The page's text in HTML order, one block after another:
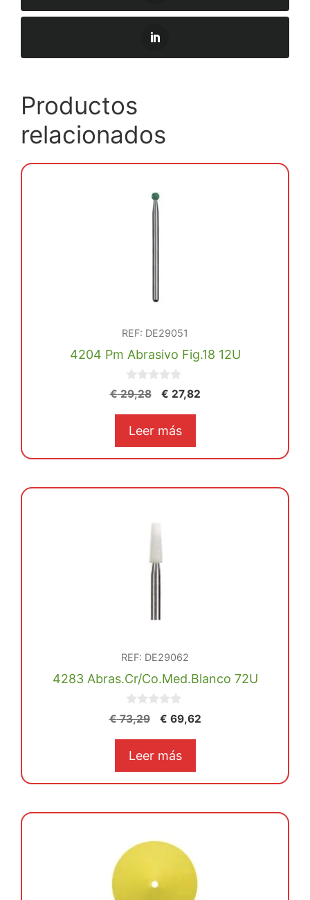
Productos
relacionados
REF: DE29051
4204 Pm Abrasivo Fig.18 12U
0
d
€29,28
El
original
€ 29,28.
€ 27,82El
€ 27,82.
Leer más
REF: DE29062
4283 Abras.Cr/Co.Med.Blanco 72U
0
d
€73,29
El
original
€ 73,29.
€ 69,62El
€ 69,62.
Leer más